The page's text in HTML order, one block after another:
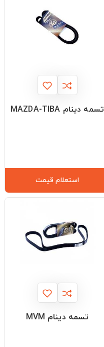
تسمه دینام MAZDA-TIBA
استعلام قیمت
تسمه دینام MVM